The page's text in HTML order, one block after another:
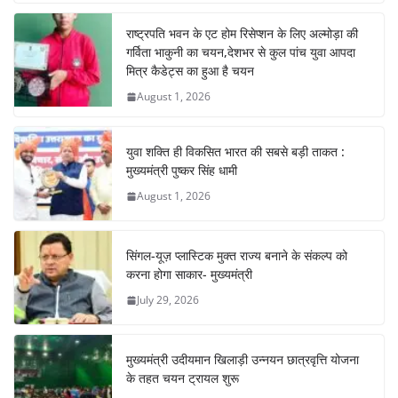
b
o
o
k
A
p
p
st a
m
dI
n
राष्ट्रपति भवन के एट होम रिसेप्शन के लिए अल्मोड़ा की
गर्विता भाकुनी का चयन,देशभर से कुल पांच युवा आपदा
मित्र कैडेट्स का हुआ है चयन
August 1, 2026
युवा शक्ति ही विकसित भारत की सबसे बड़ी ताकत :
मुख्यमंत्री पुष्कर सिंह धामी
August 1, 2026
सिंगल-यूज़ प्लास्टिक मुक्त राज्य बनाने के संकल्प को
करना होगा साकार- मुख्यमंत्री
July 29, 2026
मुख्यमंत्री उदीयमान खिलाड़ी उन्नयन छात्रवृत्ति योजना
के तहत चयन ट्रायल शुरू